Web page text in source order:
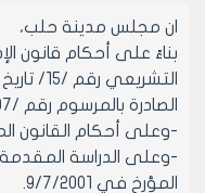
ان مجلس مدينة حلب،
بناءً على أحكام قانون
الصادرة بالمرسوم رقم /2297/ تاريخ 28/9/1971 وتعديلاتهما.
-وعلى أحكام القانون المالي رقم
-وعلى الدراسة
المؤرخ في 9/7/2001.